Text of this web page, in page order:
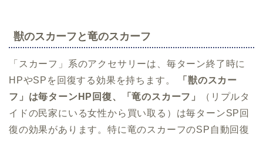
獣のスカーフと竜のスカーフ
「スカーフ」系のアクセサリーは、毎ターン終了時に
HPやSPを回復する効果を持ちます。
「獣のスカー
フ」は毎ターンHP回復、「竜のスカーフ」
（リプルタ
イドの民家にいる女性から買い取る）は毎ターンSP回
復の効果があります。特に竜のスカーフのSP自動回復